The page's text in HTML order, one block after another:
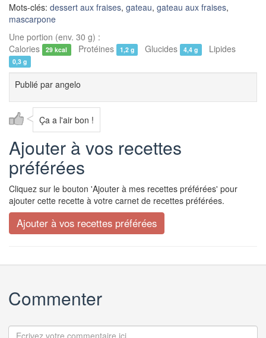
Mots-clés: dessert aux fraises, gateau, gateau aux fraises,
mascarpone
Une portion (env. 30 g) :
Calories
29 kcal Protéines 1,2 g Glucides 4,4 g Lipides
0,3 g
Publié par angelo
Ça a l'air bon !
Ajouter à vos recettes
préférées
Cliquez sur le bouton 'Ajouter à mes recettes préférées' pour
ajouter cette recette à votre carnet de recettes préférées.
Commenter